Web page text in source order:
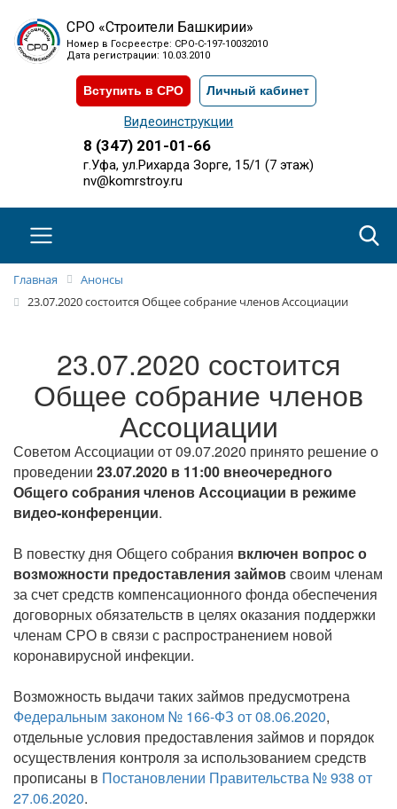
СРО «Строители Башкирии»
Номер в Госреестре: СРО-С-197-10032010
Дата регистрации: 10.03.2010
Вступить в СРО Личный кабинет
Видеоинструкции
8 (347) 201-01-66
г.Уфа, ул.Рихарда Зорге, 15/1 (7 этаж)
nv@komrstroy.ru
Главная
Анонсы
23.07.2020 состоится Общее собрание членов Ассоциации
23.07.2020 состоится
Общее собрание членов
Ассоциации
Советом Ассоциации от 09.07.2020 принято решение о
проведении 23.07.2020 в 11:00 внеочередного
Общего собрания членов Ассоциации в режиме
видео-конференции.
В повестку дня Общего собрания включен вопрос о
возможности предоставления займовсвоим членам
за счет средств компенсационного фонда обеспечения
договорных обязательств в целях оказания поддержки
членам СРО в связи с распространением новой
коронавирусной инфекции.
Возможность выдачи таких займов предусмотрена
Федеральным законом № 166-ФЗ от 08.06.2020,
отдельные условия предоставления займов и порядок
осуществления контроля за использованием средств
прописаны в Постановлении Правительства № 938 от
27.06.2020.